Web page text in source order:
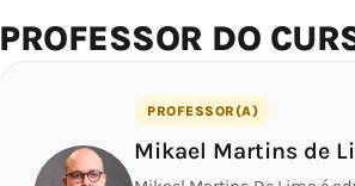
PROFESSOR DO
PROFESSOR(A)
Mikael Martins de